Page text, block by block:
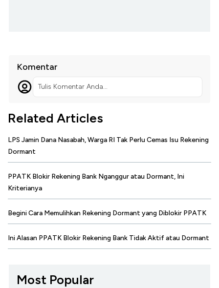
Komentar
Tulis Komentar Anda...
Related Articles
LPS Jamin Dana Nasabah, Warga RI Tak Perlu Cemas Isu Rekening
Dormant
PPATK Blokir Rekening Bank Nganggur atau Dormant, Ini
Kriterianya
Begini Cara Memulihkan Rekening Dormant yang Diblokir PPATK
Ini Alasan PPATK Blokir Rekening Bank Tidak Aktif atau Dormant
Most Popular